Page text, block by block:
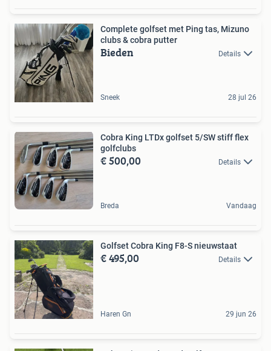
Complete golfset met Ping tas, Mizuno
clubs & cobra putter
Bieden Details
Sneek 28 jul 26
Cobra King LTDx golfset 5/SW stiff flex
golfclubs
€ 500,00 Details
Breda Vandaag
Golfset Cobra King F8-S nieuwstaat
€ 495,00 Details
Haren Gn 29 jun 26